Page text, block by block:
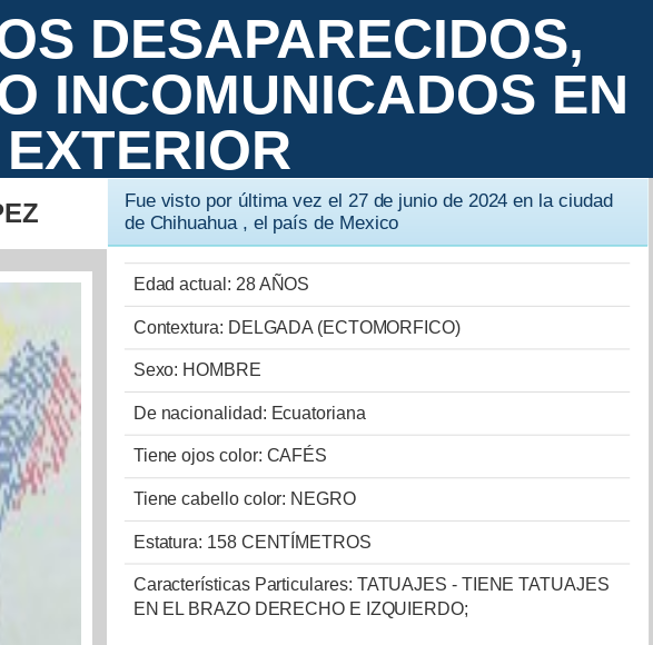
DESAPARECIDOS,
INCOMUNICADOS EN
Fue visto por última vez el 27 de junio de 2024 en la ciudad
de Chihuahua , el país de Mexico
Edad actual: 28 AÑOS
Contextura: DELGADA (ECTOMORFICO)
Sexo: HOMBRE
De nacionalidad: Ecuatoriana
Tiene ojos color: CAFÉS
Tiene cabello color: NEGRO
Estatura: 158 CENTÍMETROS
Características Particulares: TATUAJES - TIENE TATUAJES
EN EL BRAZO DERECHO E IZQUIERDO;